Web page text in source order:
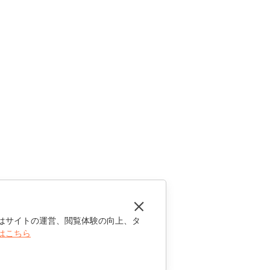
イトの運営、閲覧体験の向上、タ
こちら